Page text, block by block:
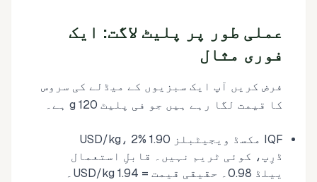
عملی طور پر پلیٹ لاگت: ایک
فوری مثال
فرض کریں آپ ایک سبزیوں کے میڈلے کی سروس
کا قیمت لگا رہے ہیں جو فی پلیٹ 120 g ہے۔
IQF مکسڈ ویجیٹبلز 1.90 USD/kg، 2%
ڈرِپ، کوئی ٹریم نہیں۔ قابلِ استعمال